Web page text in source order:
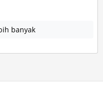
banyak